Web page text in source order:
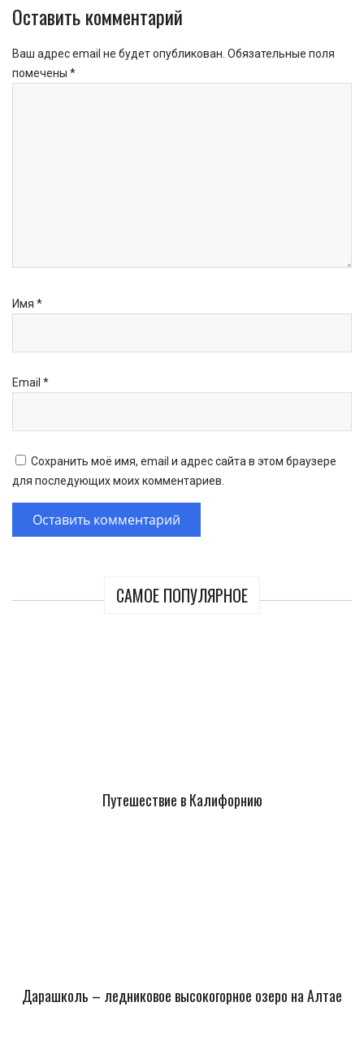
САМОЕ ПОПУЛЯРНОЕ
Путешествие в Калифорнию
Дарашколь – ледниковое высокогорное озеро на Алтае
Оставить комментарий
Ваш адрес email не будет опубликован. Обязательные поля
помечены *
Имя *
Email *
Сохранить моё имя, email и адрес сайта в этом браузере
для последующих моих комментариев.